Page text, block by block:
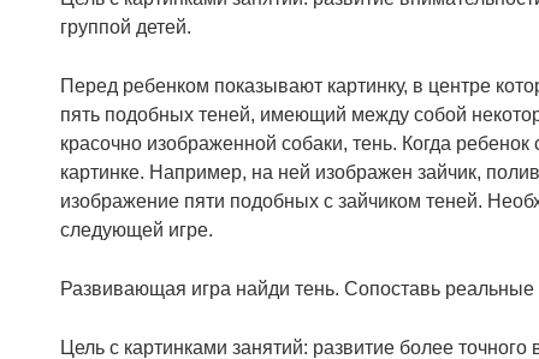
группой детей.
Перед ребенком показывают картинку, в центре
пять подобных теней, имеющий между собой
красочно изображенной собаки, тень. Когда
картинке. Например, на ней изображен зайчик,
изображение пяти подобных с зайчиком теней.
следующей игре.
Развивающая игра найди тень. Сопоставь
Цель с картинками занятий: развитие более